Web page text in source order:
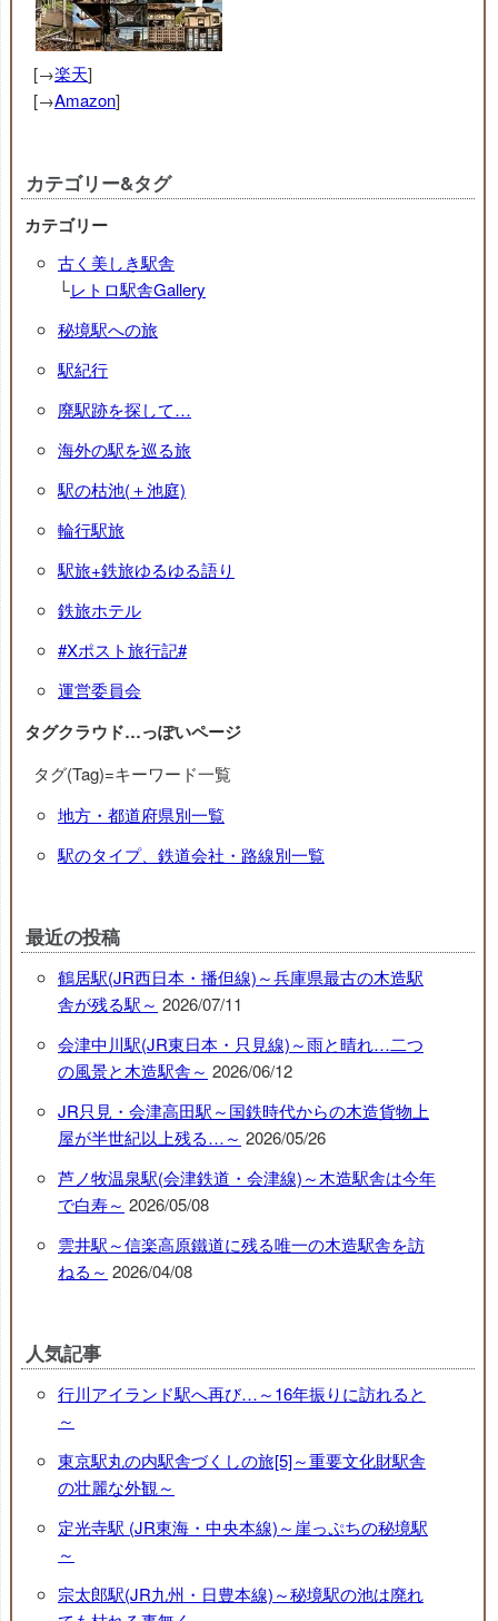
[→楽天]
[→Amazon]
カテゴリー&タグ
カテゴリー
古く美しき駅舎
└レトロ駅舎Gallery
秘境駅への旅
駅紀行
廃駅跡を探して…
海外の駅を巡る旅
駅の枯池(＋池庭)
輪行駅旅
駅旅+鉄旅ゆるゆる語り
鉄旅ホテル
#Xポスト旅行記#
運営委員会
タグクラウド…っぽいページ
タグ(Tag)=キーワード一覧
地方・都道府県別一覧
駅のタイプ、鉄道会社・路線別一覧
最近の投稿
鶴居駅(JR西日本・播但線)～兵庫県最古の木造駅
舎が残る駅～ 2026/07/11
会津中川駅(JR東日本・只見線)～雨と晴れ…二つ
の風景と木造駅舎～ 2026/06/12
JR只見・会津高田駅～国鉄時代からの木造貨物上
屋が半世紀以上残る…～ 2026/05/26
芦ノ牧温泉駅(会津鉄道・会津線)～木造駅舎は今年
で白寿～ 2026/05/08
雲井駅～信楽高原鐵道に残る唯一の木造駅舎を訪
ねる～ 2026/04/08
人気記事
行川アイランド駅へ再び…～16年振りに訪れると
～
東京駅丸の内駅舎づくしの旅[5]～重要文化財駅舎
の壮麗な外観～
定光寺駅 (JR東海・中央本線)～崖っぷちの秘境駅
～
宗太郎駅(JR九州・日豊本線)～秘境駅の池は廃れ